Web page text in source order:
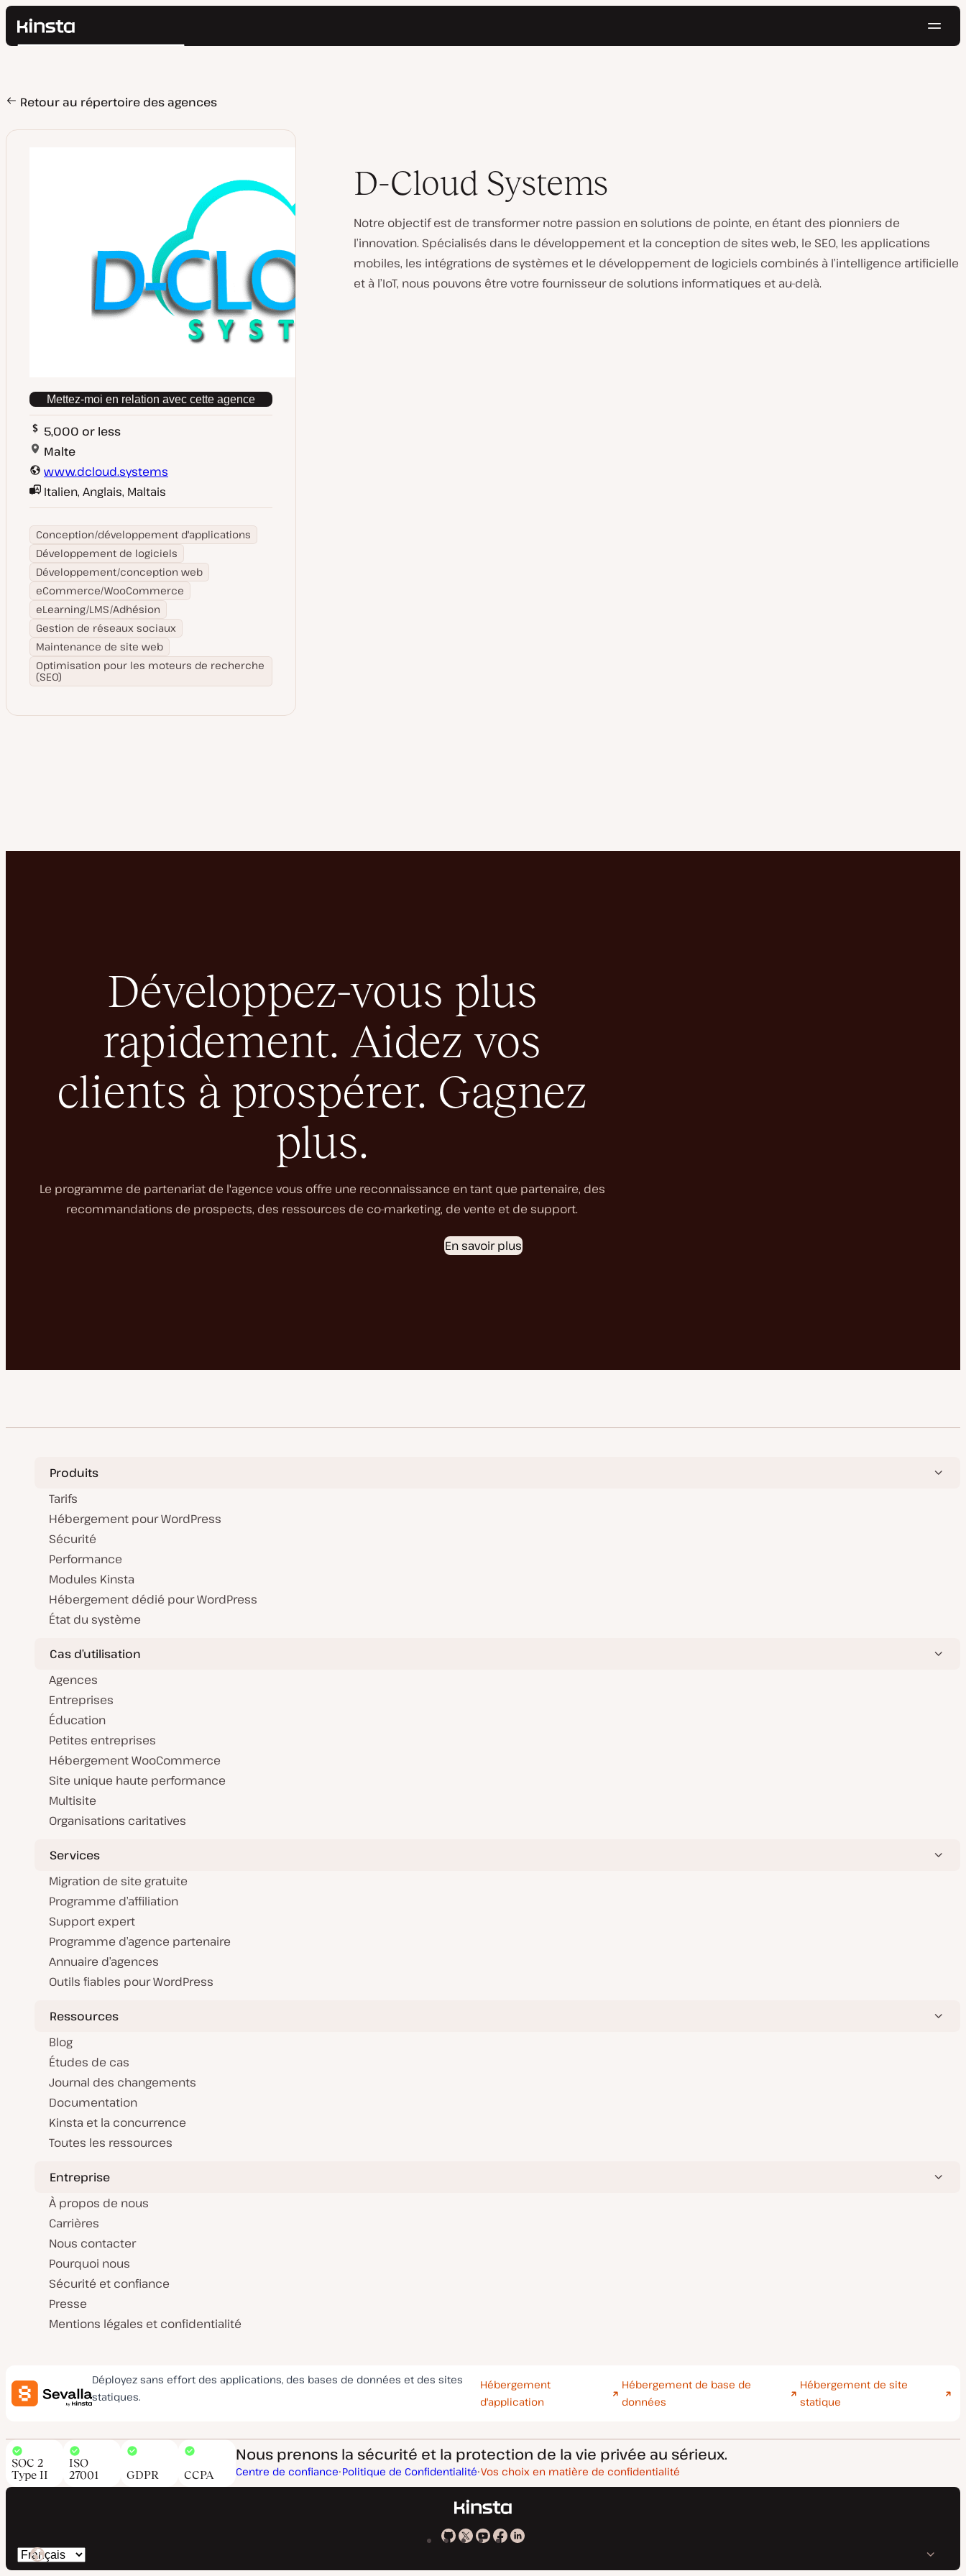
Kinsta®
Prix
Ressources
Contact
Rechercher
Retour au répertoire des agences
Mettez-moi en relation avec cette agence
5,000 or less
Malte
www.dcloud.systems
Italien, Anglais, Maltais
Conception/développement d'applications
Développement de logiciels
Développement/conception web
eCommerce/WooCommerce
eLearning/LMS/Adhésion
Gestion de réseaux sociaux
Maintenance de site web
Optimisation pour les moteurs de recherche
(SEO)
D-Cloud Systems
Notre objectif est de transformer notre passion en solutions de pointe, en étant des pionniers de
l’innovation. Spécialisés dans le développement et la conception de sites web, le SEO, les applications
mobiles, les intégrations de systèmes et le développement de logiciels combinés à l’intelligence artificielle
et à l’IoT, nous pouvons être votre fournisseur de solutions informatiques et au-delà.
Développez-vous plus
rapidement. Aidez vos
clients à prospérer. Gagnez
plus.
Le programme de partenariat de l'agence vous offre une reconnaissance en tant que partenaire, des
recommandations de prospects, des ressources de co-marketing, de vente et de support.
En savoir plus
Produits
Tarifs
Hébergement pour WordPress
Sécurité
Performance
Modules Kinsta
Hébergement dédié pour WordPress
État du système
Cas d’utilisation
Agences
Entreprises
Éducation
Petites entreprises
Hébergement WooCommerce
Site unique haute performance
Multisite
Organisations caritatives
Services
Migration de site gratuite
Programme d’affiliation
Support expert
Programme d’agence partenaire
Annuaire d’agences
Outils fiables pour WordPress
Ressources
Blog
Études de cas
Journal des changements
Documentation
Kinsta et la concurrence
Toutes les ressources
Entreprise
À propos de nous
Carrières
Nous contacter
Pourquoi nous
Sécurité et confiance
Presse
Mentions légales et confidentialité
Déployez sans effort des applications, des bases de données et des sites
statiques.
Hébergement
d'application
Hébergement de base de
données
Hébergement de site
statique
Nous prenons la sécurité et la protection de la vie privée au sérieux.
Centre de confiance Politique de Confidentialité Vos choix en matière de confidentialité
SOC 2
Type II
ISO
27001
GDPR CCPA
KinstaKinstaKinsta
KinstaKinsta
Changer